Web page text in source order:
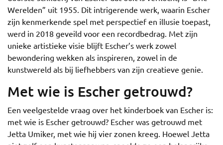
Werelden” uit 1955. Dit intrigerende werk, waarin Escher
zijn kenmerkende spel met perspectief en illusie toepast,
werd in 2018 geveild voor een recordbedrag. Met zijn
unieke artistieke visie blijft Escher’s werk zowel
bewondering wekken als inspireren, zowel in de
kunstwereld als bij liefhebbers van zijn creatieve genie.
Met wie is Escher getrouwd?
Een veelgestelde vraag over het kinderboek van Escher is:
met wie is Escher getrouwd? Escher was getrouwd met
Jetta Umiker, met wie hij vier zonen kreeg. Hoewel Jetta